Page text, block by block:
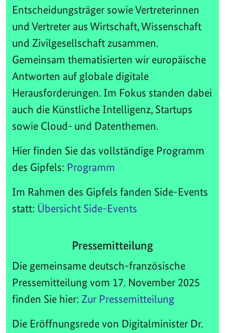
Entscheidungsträger sowie Vertreterinnen
und Vertreter aus Wirtschaft, Wissenschaft
und Zivilgesellschaft zusammen.
Gemeinsam thematisierten wir europäische
Antworten auf globale digitale
Herausforderungen. Im Fokus standen dabei
auch die Künstliche Intelligenz, Startups
sowie Cloud- und Datenthemen.
Hier finden Sie das vollständige Programm
des Gipfels: Programm
Im Rahmen des Gipfels fanden Side-Events
statt: Übersicht Side-Events
Pressemitteilung
Die gemeinsame deutsch-französische
Pressemitteilung vom 17. November 2025
finden Sie hier: Zur Pressemitteilung
Die Eröffnungsrede von Digitalminister Dr.